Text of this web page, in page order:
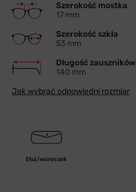
Szerokość mostka
17 mm
Szerokość szkła
53 mm
Długość zauszników
140 mm
Jak wybrać odpowiedni rozmiar
Etui/woreczek